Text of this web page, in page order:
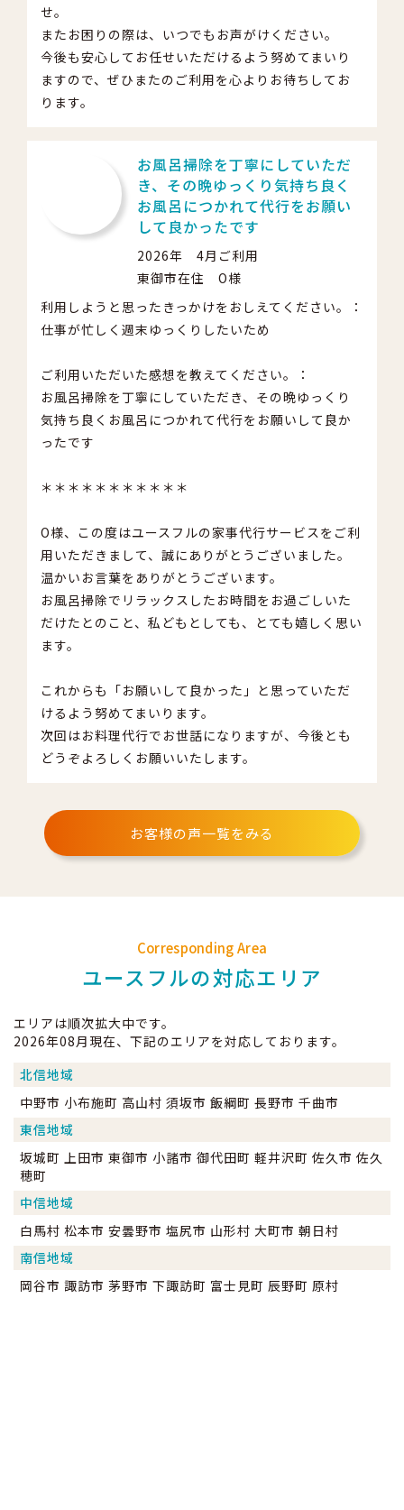
せ。
またお困りの際は、いつでもお声がけください。
今後も安心してお任せいただけるよう努めてまいり
ますので、ぜひまたのご利用を心よりお待ちしてお
ります。
お風呂掃除を丁寧にしていただ
き、その晩ゆっくり気持ち良く
お風呂につかれて代行をお願い
して良かったです
2026年 4月ご利用
東御市在住 O様
利用しようと思ったきっかけをおしえてください。：
仕事が忙しく週末ゆっくりしたいため
ご利用いただいた感想を教えてください。：
お風呂掃除を丁寧にしていただき、その晩ゆっくり
気持ち良くお風呂につかれて代行をお願いして良か
ったです
＊＊＊＊＊＊＊＊＊＊＊
O様、この度はユースフルの家事代行サービスをご利
用いただきまして、誠にありがとうございました。
温かいお言葉をありがとうございます。
お風呂掃除でリラックスしたお時間をお過ごしいた
だけたとのこと、私どもとしても、とても嬉しく思い
ます。
これからも「お願いして良かった」と思っていただ
けるよう努めてまいります。
次回はお料理代行でお世話になりますが、今後とも
どうぞよろしくお願いいたします。
お客様の声一覧をみる
Corresponding Area
ユースフルの対応エリア
エリアは順次拡大中です。
2026年08月現在、下記のエリアを対応しております。
北信地域
中野市 小布施町 高山村 須坂市 飯綱町 長野市 千曲市
東信地域
坂城町 上田市 東御市 小諸市 御代田町 軽井沢町 佐久市 佐久
穂町
中信地域
白馬村 松本市 安曇野市 塩尻市 山形村 大町市 朝日村
南信地域
岡谷市 諏訪市 茅野市 下諏訪町 富士見町 辰野町 原村